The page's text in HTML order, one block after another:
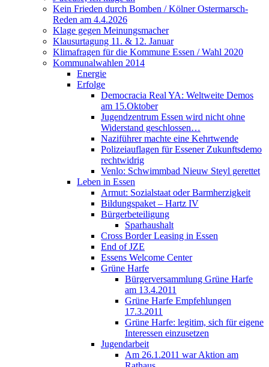
Kein Frieden durch Bomben / Kölner Ostermarsch-
Reden am 4.4.2026
Klage gegen Meinungsmacher
Klausurtagung 11. & 12. Januar
Klimafragen für die Kommune Essen / Wahl 2020
Kommunalwahlen 2014
Energie
Erfolge
Democracia Real YA: Weltweite Demos
am 15.Oktober
Jugendzentrum Essen wird nicht ohne
Widerstand geschlossen…
Naziführer machte eine Kehrtwende
Polizeiauflagen für Essener Zukunftsdemo
rechtwidrig
Venlo: Schwimmbad Nieuw Steyl gerettet
Leben in Essen
Armut: Sozialstaat oder Barmherzigkeit
Bildungspaket – Hartz IV
Bürgerbeteiligung
Sparhaushalt
Cross Border Leasing in Essen
End of JZE
Essens Welcome Center
Grüne Harfe
Bürgerversammlung Grüne Harfe
am 13.4.2011
Grüne Harfe Empfehlungen
17.3.2011
Grüne Harfe: legitim, sich für eigene
Interessen einzusetzen
Jugendarbeit
Am 26.1.2011 war Aktion am